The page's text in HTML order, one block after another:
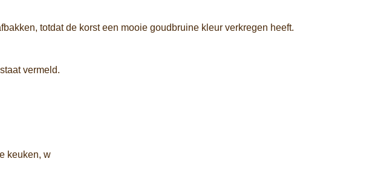
totdat de korst een mooie goudbruine kleur verkregen heeft.
vermeld.
keuken, w